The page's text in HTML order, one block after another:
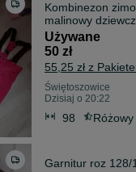
Kombinezon
malinowy
98/104 Lupilu
Używane
50 zł
55,25 zł z
Świętoszowice
Dzisiaj o 20:22
98 Różowy
Garnitur roz 128/